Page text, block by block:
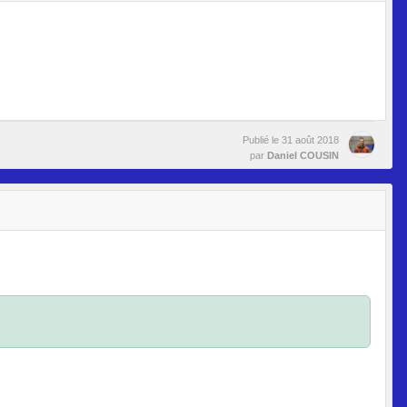
Publié le 31 août 2018
par Daniel COUSIN